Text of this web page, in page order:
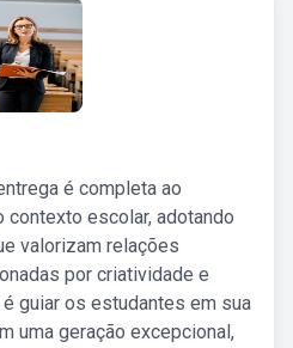
é completa ao
escolar, adotando
valorizam relações
por criatividade e
guiar os estudantes em sua
uma geração excepcional,